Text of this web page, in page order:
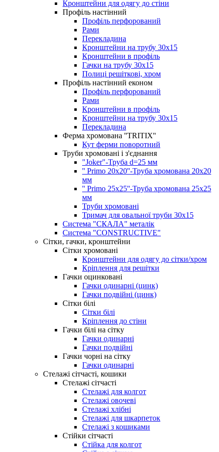
Кронштейни для одягу до стіни
Профіль настінний
Профіль перфорований
Рами
Перекладина
Кронштейни на трубу 30х15
Кронштейни в профіль
Гачки на трубу 30х15
Полиці решіткові, хром
Профіль настінний економ
Профіль перфорований
Рами
Кронштейни в профіль
Кронштейни на трубу 30х15
Перекладина
Ферма хромована ''TRITIX''
Кут ферми поворотний
Труби хромовані і з'єднання
"Joker"-Труба d=25 мм
'' Primo 20x20''-Труба хромована 20х20
мм
'' Primo 25x25''-Труба хромована 25х25
мм
Труби хромовані
Тримач для овальної труби 30х15
Система "СКАЛА" металік
Система "CONSTRUCTIVE"
Сітки, гачки, кронштейни
Сітки хромовані
Кронштейни для одягу до сітки/хром
Кріплення для решітки
Гачки оцинковані
Гачки одинарні (цинк)
Гачки подвійні (цинк)
Сітки білі
Сітки білі
Кріплення до стіни
Гачки білі на сітку
Гачки одинарні
Гачки подвійні
Гачки чорні на сітку
Гачки одинарні
Стелажі сітчасті, кошики
Стелажі сітчасті
Стелажі для колгот
Стелажі овочеві
Стелажі хлібні
Стелажі для шкарпеток
Стелажі з кошиками
Стійки сітчасті
Стійка для колгот